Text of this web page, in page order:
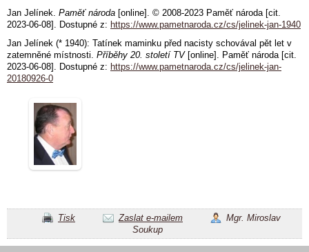
Jan Jelínek. Paměť národa [online]. © 2008-2023 Paměť národa [cit.
2023-06-08]. Dostupné z: https://www.pametnaroda.cz/cs/jelinek-jan-1940
Jan Jelínek (* 1940): Tatínek maminku před nacisty schovával pět let v
zatemněné místnosti. Příběhy 20. století TV[online]. Paměť národa [cit.
2023-06-08]. Dostupné z: https://www.pametnaroda.cz/cs/jelinek-jan-
20180926-0
Tisk Zaslat e-mailem
Mgr. Miroslav
Soukup